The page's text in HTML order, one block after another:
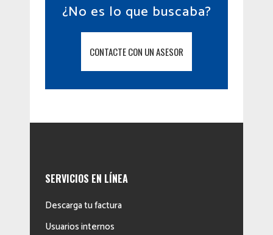
¿No es lo que buscaba?
CONTACTE CON UN ASESOR
SERVICIOS EN LÍNEA
Descarga tu factura
Usuarios internos